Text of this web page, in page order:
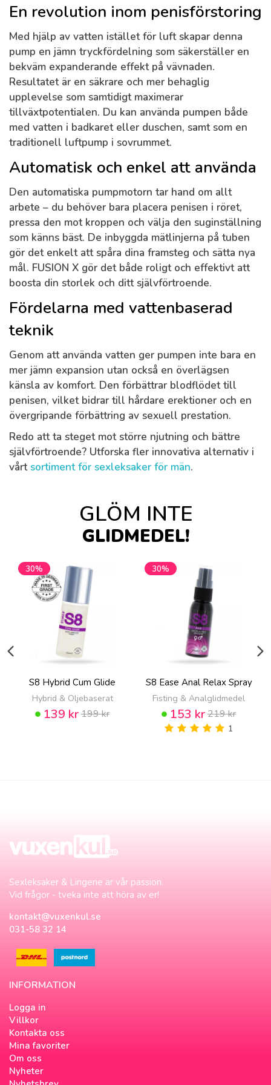
En revolution inom penisförstoring
Med hjälp av vatten istället för luft skapar denna
pump en jämn tryckfördelning som säkerställer en
bekväm expanderande effekt på vävnaden.
Resultatet är en säkrare och mer behaglig
upplevelse som samtidigt maximerar
tillväxtpotentialen. Du kan använda pumpen både
med vatten i badkaret eller duschen, samt som en
traditionell luftpump i sovrummet.
Automatisk och enkel att använda
Den automatiska pumpmotorn tar hand om allt
arbete – du behöver bara placera penisen i röret,
pressa den mot kroppen och välja den suginställning
som känns bäst. De inbyggda mätlinjerna på tuben
gör det enkelt att spåra dina framsteg och sätta nya
mål. FUSION X gör det både roligt och effektivt att
boosta din storlek och ditt självförtroende.
Fördelarna med vattenbaserad
teknik
Genom att använda vatten ger pumpen inte bara en
mer jämn expansion utan också en överlägsen
känsla av komfort. Den förbättrar blodflödet till
penisen, vilket bidrar till hårdare erektioner och en
övergripande förbättring av sexuell prestation.
Redo att ta steget mot större njutning och bättre
självförtroende? Utforska fler innovativa alternativ i
vårtsortiment för sexleksaker för män.
GLÖM INTE
GLIDMEDEL!
30%
S8 Hybrid Cum Glide
Hybrid & Oljebaserat
139 kr199 kr
30%
S8 Ease Anal Relax Spray
Fisting & Analglidmedel
153 kr219 kr
1
Sexleksaker & Lingerie är vår passion.
Vid frågor - tveka inte att höra av er!
kontakt@vuxenkul.se
031-58 32 14
INFORMATION
Logga in
Villkor
Kontakta oss
Mina favoriter
Om oss
Nyheter